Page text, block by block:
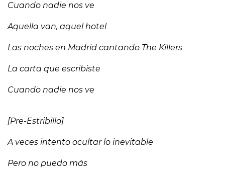
Cuando nadie nos ve
Aquella van, aquel hotel
Las noches en Madrid cantando The Killers
La carta que escribiste
Cuando nadie nos ve
[Pre-Estribillo]
A veces intento ocultar lo inevitable
Pero no puedo más